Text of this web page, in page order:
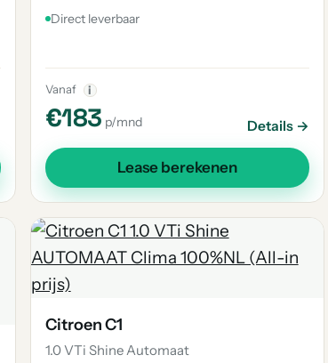
Direct leverbaar
Vanaf i
€183 p/mnd Details →
Lease berekenen
Citroen C1
1.0 VTi Shine Automaat